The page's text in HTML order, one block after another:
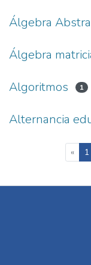
Álgebra
Álgebra
Algoritmos 1
Alternancia
« 1